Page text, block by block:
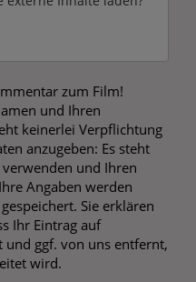
zum Film!
und Ihren
keinerlei Verpflichtung
anzugeben: Es steht
und Ihren
Angaben werden
Sie erklären
Ihr Eintrag auf
und ggf. von uns entfernt,
wird.